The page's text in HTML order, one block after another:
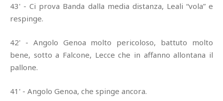
43' - Ci prova Banda dalla media distanza, Leali “vola” e
respinge.
42' - Angolo Genoa molto pericoloso, battuto molto
bene, sotto a Falcone, Lecce che in affanno allontana il
pallone.
41' - Angolo Genoa, che spinge ancora.